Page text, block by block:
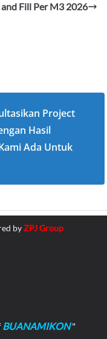
Fill Per M3 2026
Project
Hasil
Ada Untuk
byZPJ Group
BUANAMIKON"